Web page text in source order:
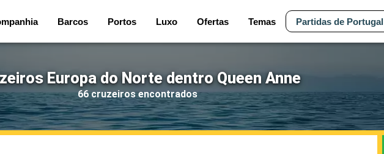
Barcos Portos Luxo Ofertas Temas Partidas de Portugal
Europa do Norte dentro Queen Anne
66 cruzeiros encontrados